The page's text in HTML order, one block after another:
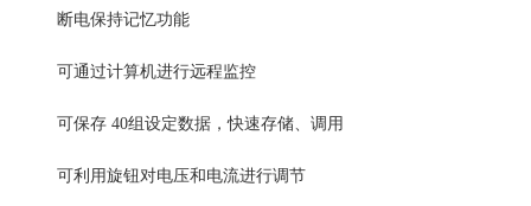
断电保持记忆功能
可通过计算机进行远程监控
可保存 40组设定数据，快速存储、调用
可利用旋钮对电压和电流进行调节